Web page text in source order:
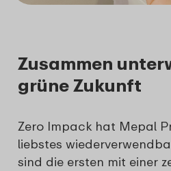
Zusammen
grüne Zukunft
Zero Impack hat Mepal
liebstes
sind die ersten mit einer